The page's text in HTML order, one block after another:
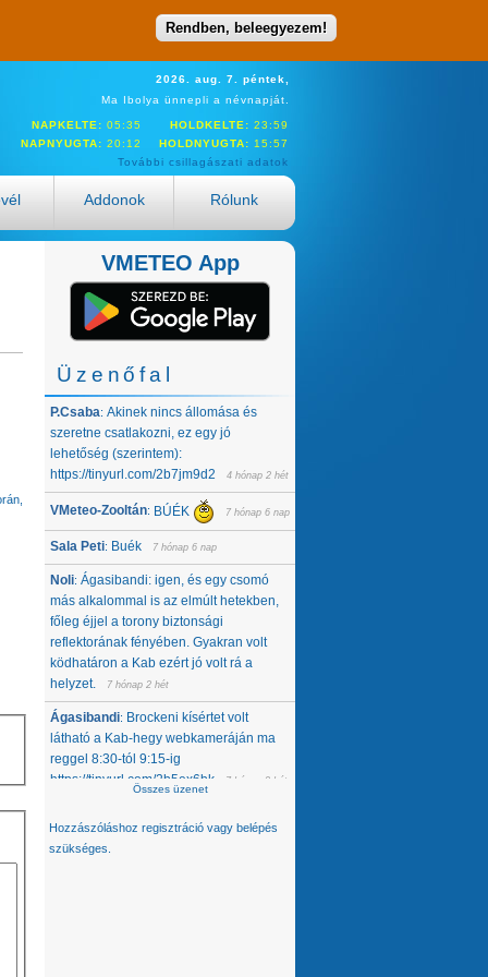
Rendben, beleegyezem!
2026. aug. 7. péntek,
Ma Ibolya ünnepli a névnapját.
NAPKELTE: 05:35 HOLDKELTE: 23:59
NAPNYUGTA: 20:12 HOLDNYUGTA: 15:57
További csillagászati adatok
Addonok Rólunk
VMETEO App
Üzenőfal
P.Csaba: Akinek nincs állomása és
szeretne csatlakozni, ez egy jó
lehetőség (szerintem):
https://tinyurl.com/2b7jm9d2
4 hónap 2 hét
VMeteo-Zooltán: BÚÉK 7 hónap 6 nap
Sala Peti: Buék 7 hónap 6 nap
Noli: Ágasibandi: igen, és egy csomó
más alkalommal is az elmúlt hetekben,
főleg éjjel a torony biztonsági
reflektorának fényében. Gyakran volt
ködhatáron a Kab ezért jó volt rá a
helyzet.
7 hónap 2 hét
Ágasibandi: Brockeni kísértet volt
látható a Kab-hegy webkameráján ma
reggel 8:30-tól 9:15-ig
https://tinyurl.com/2b5ex6bk
7 hónap 2 hét
hanem egész közép-kelet európai
térségből. Az Alpokban alig van hó -
Összes üzenet
Hozzászóláshoz regisztráció vagy belépés
szükséges.